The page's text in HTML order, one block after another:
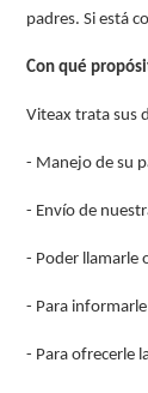
padres. Si está
Con qué
Viteax trata sus
- Manejo de su
- Envío de
- Poder llamarle
- Para
- Para ofrecerle